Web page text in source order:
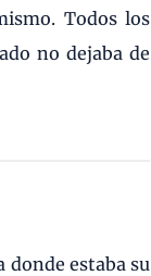
Todos los
no dejaba de
donde estaba su